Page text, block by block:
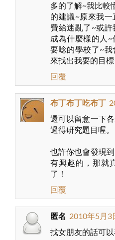
多的了解~我比較
的建議~原來我
費給迷亂了~或
成為什麼樣的人
要唸的學校了~
來找出我要的目
回覆
布丁布丁吃布丁
還可以留意一下
過得研究題目喔。
也許你也會發現
有興趣的，那就
了！
回覆
匿名 2010年5月3
找女朋友的話可